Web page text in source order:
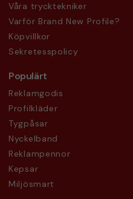
Våra trycktekniker
Varför Brand New Profile?
Köpvillkor
Sekretesspolicy
Populärt
Reklamgodis
Profilkläder
Tygpåsar
Nyckelband
Reklampennor
Kepsar
Miljösmart